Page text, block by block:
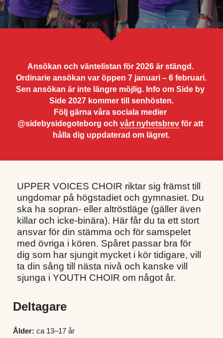
Om dina lägerdagar
Dirigenter
Externt boende
Tillgänglighet
Personuppgifter
Nyhetsbrev
Lägersången
Ansökan och väntelistan för 2026 är stängd.
Ordinarie ansökan var öppen 7 januari – 6 februari.
Sen ansökan är inte längre möjlig. Info om Side by
Side 2027 kommer till senhösten.
Följ gärna våra sociala medier
@sidebysidegoteborg och vårt nyhetsbrev för att
hålla dig uppdaterad om lägret.
UPPER VOICES CHOIR riktar sig främst till
ungdomar på högstadiet och gymnasiet. Du
ska ha sopran- eller altröstläge (gäller även
killar och icke-binära). Här får du ta ett stort
ansvar för din stämma och för samspelet
med övriga i kören. Spåret passar bra för
dig som har sjungit mycket i kör tidigare, vill
ta din sång till nästa nivå och kanske vill
sjunga i YOUTH CHOIR om något år.
Deltagare
Ålder: ca 13–17 år